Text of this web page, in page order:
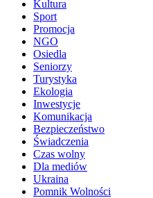
Kultura
Sport
Promocja
NGO
Osiedla
Seniorzy
Turystyka
Ekologia
Inwestycje
Komunikacja
Bezpieczeństwo
Świadczenia
Czas wolny
Dla mediów
Ukraina
Pomnik Wolności